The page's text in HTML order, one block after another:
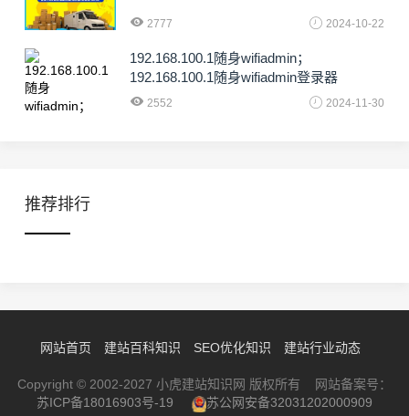
2777 2024-10-22
192.168.100.1随身wifiadmin；
192.168.100.1随身wifiadmin登录器
2552 2024-11-30
推荐排行
网站首页 建站百科知识 SEO优化知识 建站行业动态
Copyright © 2002-2027 小虎建站知识网 版权所有 网站备案号：
苏ICP备18016903号-19
苏公网安备32031202000909